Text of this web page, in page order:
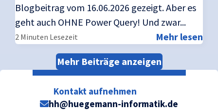
Blogbeitrag vom 16.06.2026 gezeigt. Aber es
geht auch OHNE Power Query! Und zwar...
2 Minuten Lesezeit Mehr lesen
Mehr Beiträge anzeigen
Kontakt aufnehmen
hh@huegemann-informatik.de